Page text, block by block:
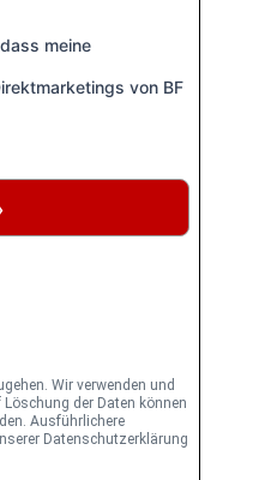
meine
von BF
Wir verwenden und
der Daten können
Ausführlichere
Datenschutzerklärung